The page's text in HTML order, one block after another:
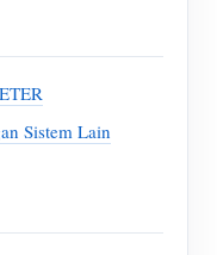
Sistem Lain